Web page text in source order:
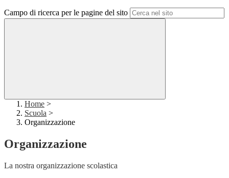
Campo di ricerca per le pagine del sito
Home >
Scuola >
Organizzazione
Organizzazione
La nostra organizzazione scolastica